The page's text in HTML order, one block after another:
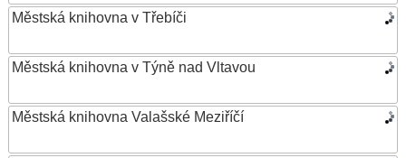
Městská knihovna v Třebíči
Městská knihovna v Týně nad Vltavou
Městská knihovna Valašské Meziříčí